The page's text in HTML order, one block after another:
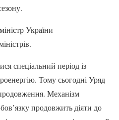
України
спеціальний період із
Тому сьогодні Уряд
Механізм
продовжить діяти до